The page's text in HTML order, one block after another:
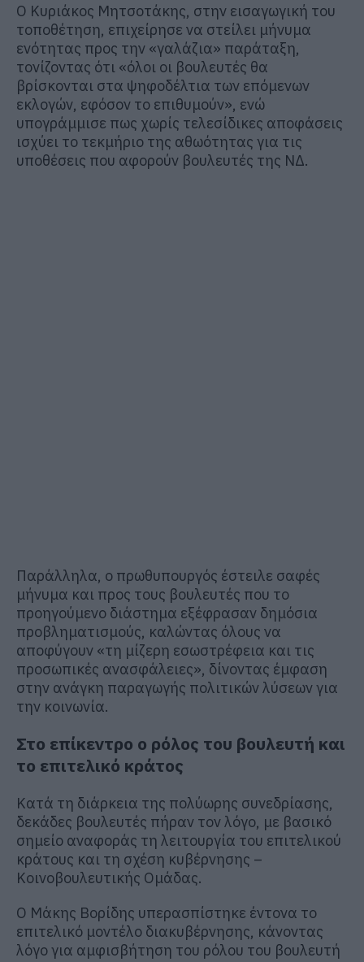
Ο Κυριάκος Μητσοτάκης, στην εισαγωγική του
τοποθέτηση, επιχείρησε να στείλει μήνυμα
ενότητας προς την «γαλάζια» παράταξη,
τονίζοντας ότι «όλοι οι βουλευτές θα
βρίσκονται στα ψηφοδέλτια των επόμενων
εκλογών, εφόσον το επιθυμούν», ενώ
υπογράμμισε πως χωρίς τελεσίδικες αποφάσεις
ισχύει το τεκμήριο της αθωότητας για τις
υποθέσεις που αφορούν βουλευτές της ΝΔ.
Παράλληλα, ο πρωθυπουργός έστειλε σαφές
μήνυμα και προς τους βουλευτές που το
προηγούμενο διάστημα εξέφρασαν δημόσια
προβληματισμούς, καλώντας όλους να
αποφύγουν «τη μίζερη εσωστρέφεια και τις
προσωπικές ανασφάλειες», δίνοντας έμφαση
στην ανάγκη παραγωγής πολιτικών λύσεων για
την κοινωνία.
Στο επίκεντρο ο ρόλος του βουλευτή και
το επιτελικό κράτος
Κατά τη διάρκεια της πολύωρης συνεδρίασης,
δεκάδες βουλευτές πήραν τον λόγο, με βασικό
σημείο αναφοράς τη λειτουργία του επιτελικού
κράτους και τη σχέση κυβέρνησης –
Κοινοβουλευτικής Ομάδας.
Ο Μάκης Βορίδης υπερασπίστηκε έντονα το
επιτελικό μοντέλο διακυβέρνησης, κάνοντας
λόγο για αμφισβήτηση του ρόλου του βουλευτή